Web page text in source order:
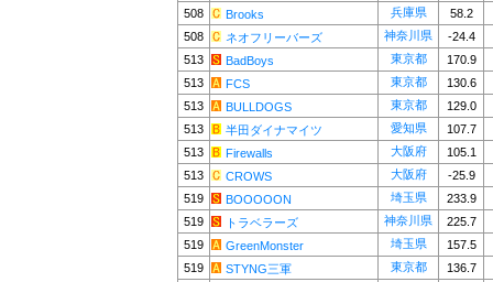
508
Brooks 兵庫県
58.2
508
ネオフリーバーズ 神奈川県
-24.4
513
BadBoys 東京都
170.9
513
FCS 東京都
130.6
513
BULLDOGS 東京都
129.0
513
半田ダイナマイツ 愛知県
107.7
513
Firewalls 大阪府
105.1
513
CROWS 大阪府
-25.9
519
BOOOOON 埼玉県
233.9
519
トラベラーズ 神奈川県
225.7
519
GreenMonster 埼玉県
157.5
519
STYNG三軍 東京都
136.7